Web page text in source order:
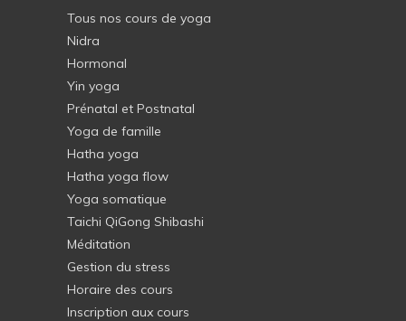
Tous nos cours de yoga
Nidra
Hormonal
Yin yoga
Prénatal et Postnatal
Yoga de famille
Hatha yoga
Hatha yoga flow
Yoga somatique
Taichi QiGong Shibashi
Méditation
Gestion du stress
Horaire des cours
Inscription aux cours